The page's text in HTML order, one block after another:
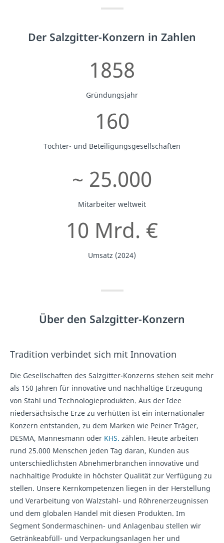
Der Salzgitter-Konzern in Zahlen
1858
Gründungsjahr
160
Tochter- und Beteiligungsgesellschaften
~ 25.000
Mitarbeiter weltweit
10 Mrd. €
Umsatz (2024)
Über den Salzgitter-Konzern
Tradition verbindet sich mit Innovation
Die Gesellschaften des Salzgitter-Konzerns stehen seit mehr
als 150 Jahren für innovative und nachhaltige Erzeugung
von Stahl und Technologieprodukten. Aus der Idee
niedersächsische Erze zu verhütten ist ein internationaler
Konzern entstanden, zu dem Marken wie Peiner Träger,
DESMA, Mannesmann oder KHS. zählen. Heute arbeiten
rund 25.000 Menschen jeden Tag daran, Kunden aus
unterschiedlichsten Abnehmerbranchen innovative und
nachhaltige Produkte in höchster Qualität zur Verfügung zu
stellen. Unsere Kernkompetenzen liegen in der Herstellung
und Verarbeitung von Walzstahl- und Röhrenerzeugnissen
und dem globalen Handel mit diesen Produkten. Im
Segment Sondermaschinen- und Anlagenbau stellen wir
Getränkeabfüll- und Verpackungsanlagen her und